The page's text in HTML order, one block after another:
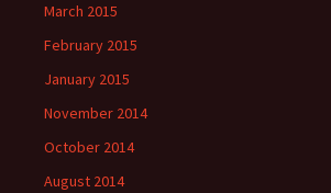
March 2015
February 2015
January 2015
November 2014
October 2014
August 2014